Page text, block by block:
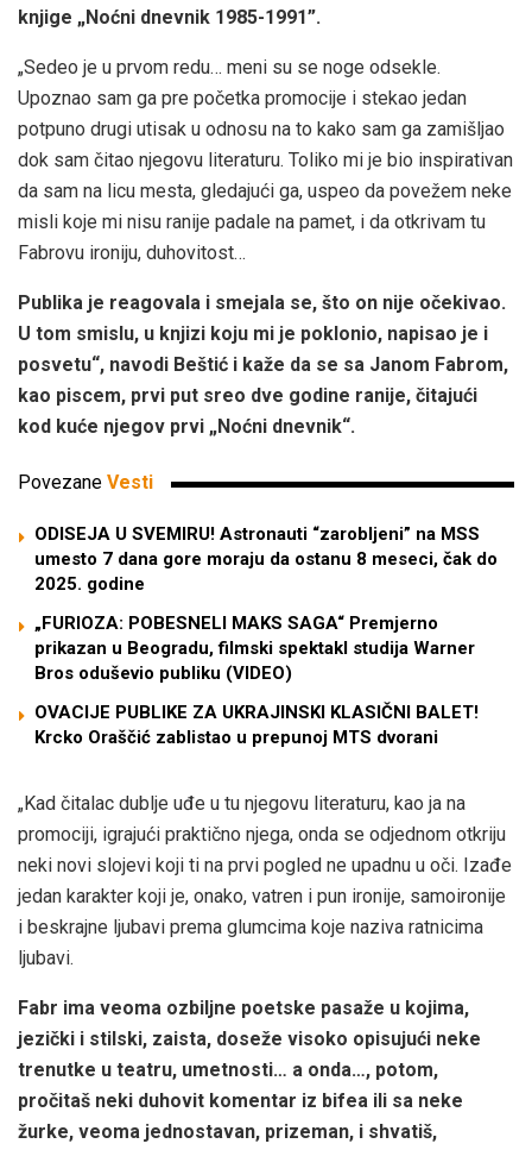
knjige „Noćni dnevnik 1985-1991”.
„Sedeo je u prvom redu… meni su se noge odsekle.
Upoznao sam ga pre početka promocije i stekao jedan
potpuno drugi utisak u odnosu na to kako sam ga zamišljao
dok sam čitao njegovu literaturu. Toliko mi je bio inspirativan
da sam na licu mesta, gledajući ga, uspeo da povežem neke
misli koje mi nisu ranije padale na pamet, i da otkrivam tu
Fabrovu ironiju, duhovitost…
Publika je reagovala i smejala se, što on nije očekivao.
U tom smislu, u knjizi koju mi je poklonio, napisao je i
posvetu“, navodi Beštić i kaže da se sa Janom Fabrom,
kao piscem, prvi put sreo dve godine ranije, čitajući
kod kuće njegov prvi „Noćni dnevnik“.
Povezane Vesti
ODISEJA U SVEMIRU! Astronauti “zarobljeni” na MSS
umesto 7 dana gore moraju da ostanu 8 meseci, čak do
2025. godine
„FURIOZA: POBESNELI MAKS SAGA“ Premjerno
prikazan u Beogradu, filmski spektakl studija Warner
Bros oduševio publiku (VIDEO)
OVACIJE PUBLIKE ZA UKRAJINSKI KLASIČNI BALET!
Krcko Oraščić zablistao u prepunoj MTS dvorani
„Kad čitalac dublje uđe u tu njegovu literaturu, kao ja na
promociji, igrajući praktično njega, onda se odjednom otkriju
neki novi slojevi koji ti na prvi pogled ne upadnu u oči. Izađe
jedan karakter koji je, onako, vatren i pun ironije, samoironije
i beskrajne ljubavi prema glumcima koje naziva ratnicima
ljubavi.
Fabr ima veoma ozbiljne poetske pasaže u kojima,
jezički i stilski, zaista, doseže visoko opisujući neke
trenutke u teatru, umetnosti… a onda…, potom,
pročitaš neki duhovit komentar iz bifea ili sa neke
žurke, veoma jednostavan, prizeman, i shvatiš,